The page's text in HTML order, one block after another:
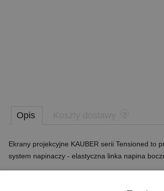
Opis
Ekrany projekcyjne KAUBER serii Tensioned to
system napinaczy - elastyczna linka napina
Ekrany Tensioned dziedziczą wszystkie